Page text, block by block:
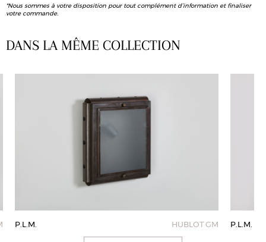
*Nous sommes à votre disposition pour tout complément d’information et finaliser
votre commande.
DANS LA MÊME COLLECTION
P.L.M. HUBLOT GM P.L.M.